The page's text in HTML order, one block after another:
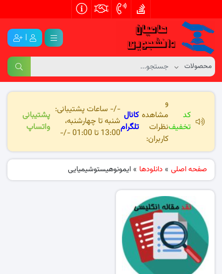
|
کد
تخفیف
و
مشاهده
نظرات
کاربران:
کانال
تلگرام
-/- ساعات پشتیبانی:
شنبه تا چهارشنبه،
13:00 تا 01:00 -/-
پشتیبانی
واتساپ
صفحه اصلی » دانلودها » ایمونوهیستوشیمیایی